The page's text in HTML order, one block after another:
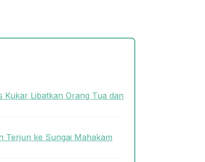
Kukar Libatkan Orang Tua dan
Terjun ke Sungai Mahakam